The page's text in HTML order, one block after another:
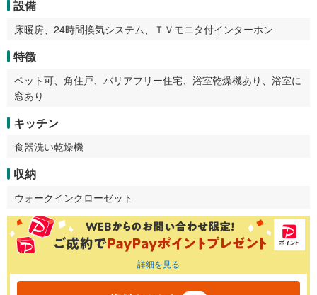
設備
床暖房、24時間換気システム、ＴＶモニタ付インターホン
特徴
ペット可、角住戸、バリアフリー住宅、浴室乾燥機あり、浴室に
窓あり
キッチン
食器洗い乾燥機
収納
ウォークインクローゼット
詳細を見る